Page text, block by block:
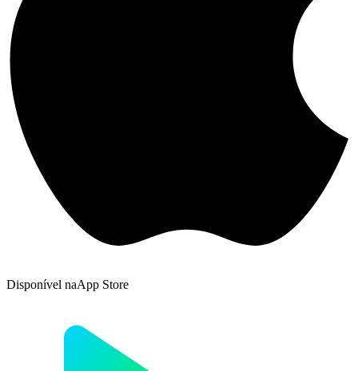
Disponível naApp Store